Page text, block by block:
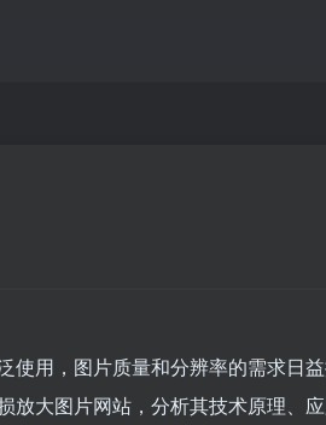
使用，图片质量和分辨率的需求日
放大图片网站，分析其技术原理、